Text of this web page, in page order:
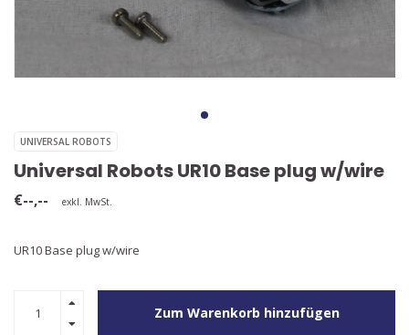
UNIVERSAL ROBOTS
Universal Robots UR10 Base plug w/wire
€--,-- exkl. MwSt.
UR10 Base plug w/wire
Zum Warenkorb hinzufügen